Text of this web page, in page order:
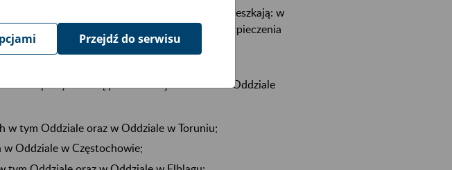
mają tylko polskie okresy ubezpieczenia i mieszkają: w
Rumunii lub mają łączone okresy ubezpieczenia
państwach).
rozpatrywane są przez komisje lekarskie w Oddziale
w tym Oddziale oraz w Oddziale w Toruniu;
Oddziale w Częstochowie;
Przejdź do serwisu